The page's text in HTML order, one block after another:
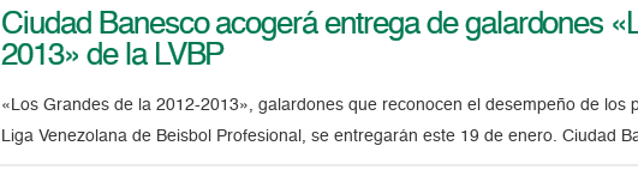
Ciudad Banesco acogerá entrega de galardones
2013» de la LVBP
«Los Grandes de la 2012-2013», galardones que reconocen el desempeño de los
Liga Venezolana de Beisbol Profesional, se entregarán este 19 de enero. Ciudad